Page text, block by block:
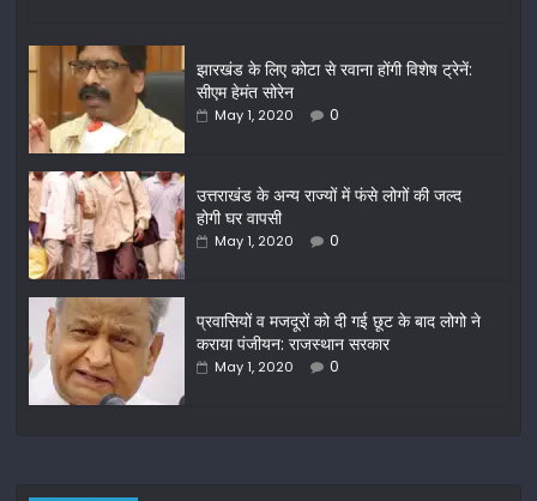
c
e
b
o
o
k
itt
er
ar
e
झारखंड के लिए कोटा से रवाना होंगी विशेष ट्रेनें:
सीएम हेमंत सोरेन
May 1, 2020 0
उत्तराखंड के अन्य राज्यों में फंसे लोगों की जल्द
होगी घर वापसी
May 1, 2020 0
प्रवासियों व मजदूरों को दी गई छूट के बाद लोगो ने
कराया पंजीयन: राजस्थान सरकार
May 1, 2020 0